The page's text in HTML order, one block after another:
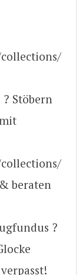
Stöbern
beraten
?